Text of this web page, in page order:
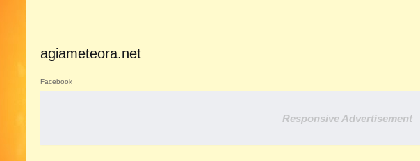
agiameteora.net
Facebook
Responsive Advertisement